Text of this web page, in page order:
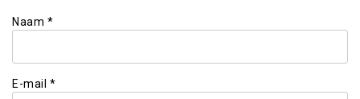
Naam *
E-mail *